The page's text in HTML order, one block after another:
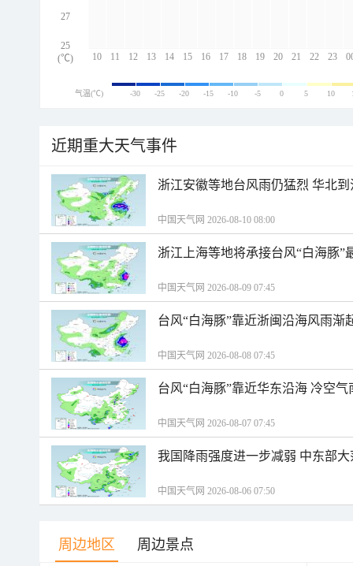
10 11 12 13 14 15 16 17 18 19 20 21 22 23
27
25
(℃)
气温(℃) -30 -25 -20 -15 -10 -5 0 5 10
近期重大天气事件
浙江安徽等地台风雨仍猛烈 华北
中国天气网 2026-08-10 08:00
浙江上海等地将承接台风“白海豚”
中国天气网 2026-08-09 07:45
台风“白海豚”靠近浙闽沿海风雨渐
中国天气网 2026-08-08 07:45
台风“白海豚”靠近华东沿海 冷空
中国天气网 2026-08-07 07:45
我国降雨强度进一步减弱 中东部
中国天气网 2026-08-06 07:50
周边地区 周边景点